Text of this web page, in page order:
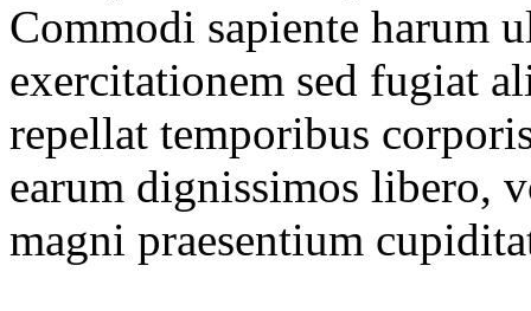
Commodi sapiente harum
exercitationem sed fugiat
repellat temporibus
earum dignissimos libero,
magni praesentium